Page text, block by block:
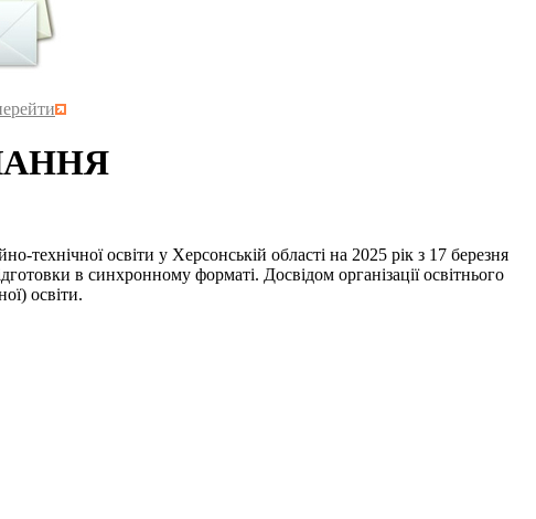
освіти у Херсонській області на 2025 рік з 17 березня
в синхронному форматі. Досвідом організації освітнього
освіти.